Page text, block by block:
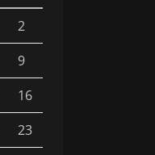
2
9
16
23